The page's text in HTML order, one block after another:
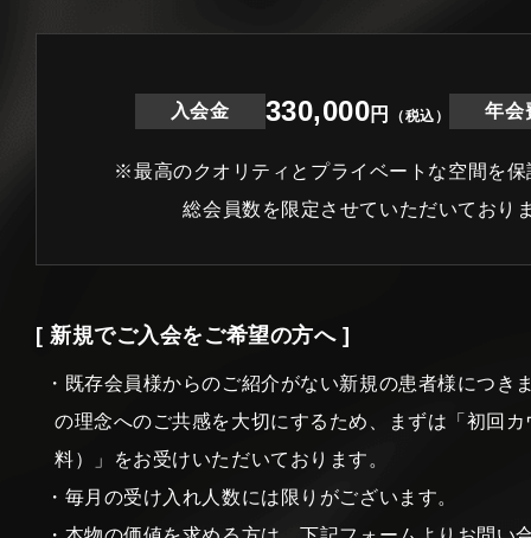
入会金 330,000円 （税込） 年会
※最高のクオリティとプライベートな空間を保
総会員数を限定させていただいており
[ 新規でご入会をご希望の方へ ]
・既存会員様からのご紹介がない新規の患者様につき
の理念へのご共感を大切にするため、まずは「初回
料）」をお受けいただいております。
・毎月の受け入れ人数には限りがございます。